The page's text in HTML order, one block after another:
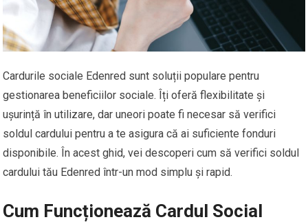
Cardurile sociale Edenred sunt soluții populare pentru
gestionarea beneficiilor sociale. Îți oferă flexibilitate și
ușurință în utilizare, dar uneori poate fi necesar să verifici
soldul cardului pentru a te asigura că ai suficiente fonduri
disponibile. În acest ghid, vei descoperi cum să verifici soldul
cardului tău Edenred într-un mod simplu și rapid.
Cum Funcționează Cardul Social